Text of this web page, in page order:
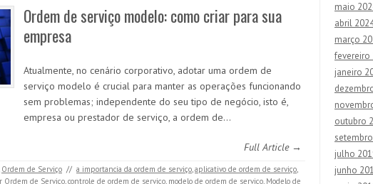
Ordem de serviço modelo: como criar para sua
empresa
Atualmente, no cenário corporativo, adotar uma ordem de
serviço modelo é crucial para manter as operações funcionando
sem problemas; independente do seu tipo de negócio, isto é,
empresa ou prestador de serviço, a ordem de…
Full Article →
Ordem de Serviço // a importancia da ordem de serviço,aplicativo de ordem de serviço,
Ordem de Serviço,controle de ordem de serviço, modelo de ordem de serviço, Modelo de
maio
abril
março
fevereiro
janeiro
outubro
julho
junho